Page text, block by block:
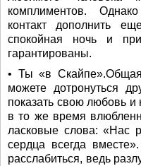
комплиментов.
контакт дополнить
спокойная ночь и
гарантированы.
• Ты «в
можете дотронуться
показать свою любовь и
в то же время
ласковые слова: «Нас
сердца всегда
расслабиться, ведь